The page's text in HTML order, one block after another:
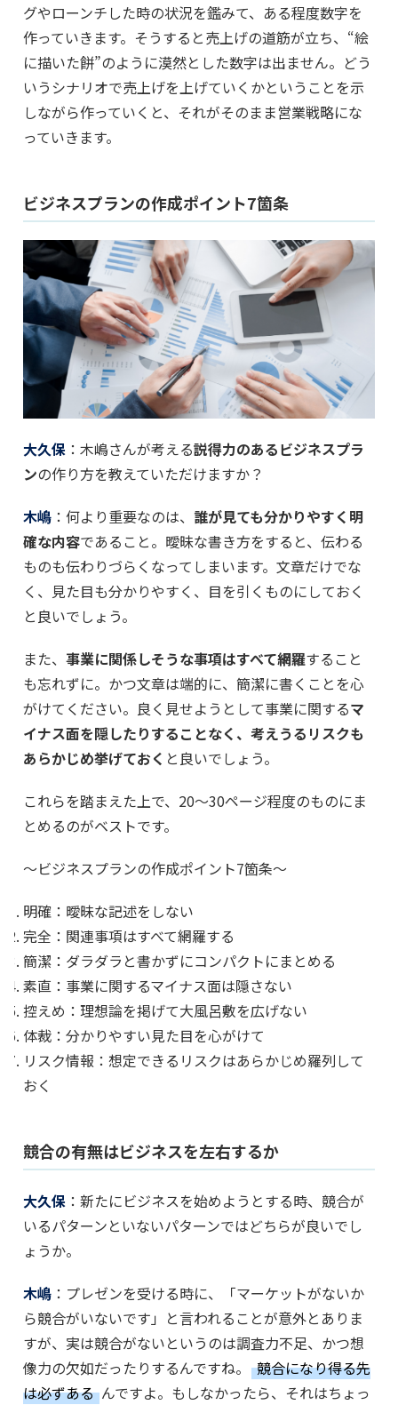
グやローンチした時の状況を鑑みて、ある程度数字を
作っていきます。そうすると売上げの道筋が立ち、“絵
に描いた餅”のように漠然とした数字は出ません。どう
いうシナリオで売上げを上げていくかということを示
しながら作っていくと、それがそのまま営業戦略にな
っていきます。
ビジネスプランの作成ポイント7箇条
大久保 ：木嶋さんが考える説得力のあるビジネスプラ
ンの作り方を教えていただけますか？
木嶋 ：何より重要なのは、 誰が見ても分かりやすく明
確な内容であること。曖昧な書き方をすると、伝わる
ものも伝わりづらくなってしまいます。文章だけでな
く、見た目も分かりやすく、目を引くものにしておく
と良いでしょう。
また、 事業に関係しそうな事項はすべて網羅すること
も忘れずに。かつ文章は端的に、簡潔に書くことを心
がけてください。良く見せようとして事業に関するマ
イナス面を隠したりすることなく、考えうるリスクも
あらかじめ挙げておく と良いでしょう。
これらを踏まえた上で、20〜30ページ程度のものにま
とめるのがベストです。
〜ビジネスプランの作成ポイント7箇条〜
明確：曖昧な記述をしない
完全：関連事項はすべて網羅する
簡潔：ダラダラと書かずにコンパクトにまとめる
素直：事業に関するマイナス面は隠さない
控えめ：理想論を掲げて大風呂敷を広げない
体裁：分かりやすい見た目を心がけて
リスク情報：想定できるリスクはあらかじめ羅列して
おく
競合の有無はビジネスを左右するか
大久保 ：新たにビジネスを始めようとする時、競合が
いるパターンといないパターンではどちらが良いでし
ょうか。
木嶋 ：プレゼンを受ける時に、「マーケットがないか
ら競合がいないです」と言われることが意外とありま
すが、実は競合がないというのは調査力不足、かつ想
像力の欠如だったりするんですね。
競合になり得る先
は必ずある んですよ。もしなかったら、それはちょっ